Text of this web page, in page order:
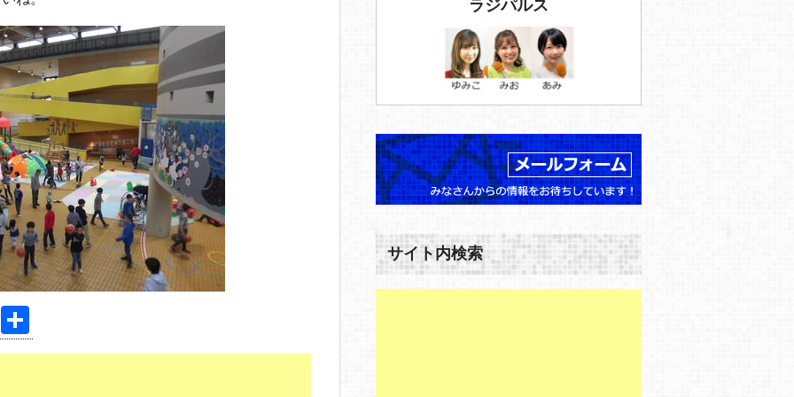
Pi
有
ラジパルス
サイト内検索